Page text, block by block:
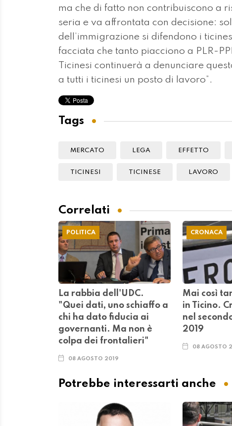
ma che di fatto non contribuiscono a
seria e va affrontata con decisione:
dell’immigrazione si difendono i
facciata che tanto piacciono a PLR-
Ticinesi continuerà a denunciare
a tutti i ticinesi un posto di lavoro”.
Tags
MERCATO LEGA EFFETTO
TICINESI TICINESE LAVORO
Correlati
POLITICA
La rabbia dell'UDC.
"Quei dati, uno schiaffo a
chi ha dato fiducia ai
governanti. Ma non è
colpa dei frontalieri"
08 AGOSTO 2019
CRONACA
Mai così
in Ticino.
nel
2019
08 AGOSTO
Potrebbe interessarti anche